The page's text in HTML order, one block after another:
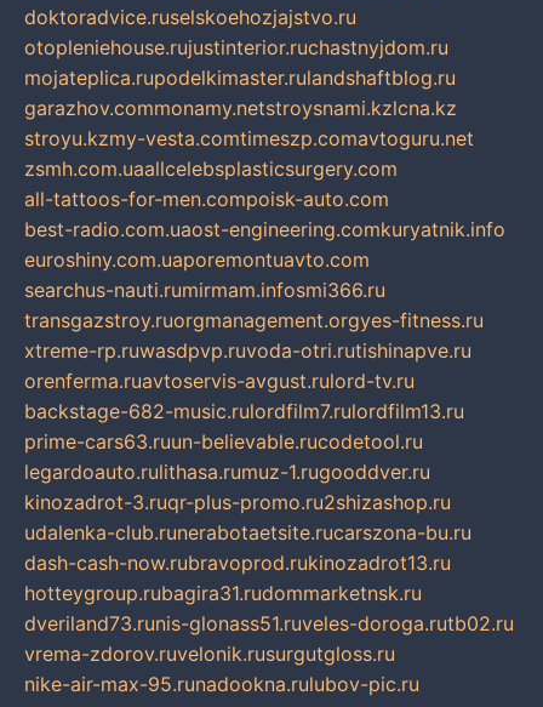
doktoradvice.ruselskoehozjajstvo.ru
otopleniehouse.rujustinterior.ruchastnyjdom.ru
mojateplica.rupodelkimaster.rulandshaftblog.ru
garazhov.commonamy.netstroysnami.kzlcna.kz
stroyu.kzmy-vesta.comtimeszp.comavtoguru.net
zsmh.com.uaallcelebsplasticsurgery.com
all-tattoos-for-men.compoisk-auto.com
best-radio.com.uaost-engineering.comkuryatnik.info
euroshiny.com.uaporemontuavto.com
searchus-nauti.rumirmam.infosmi366.ru
transgazstroy.ruorgmanagement.orgyes-fitness.ru
xtreme-rp.ruwasdpvp.ruvoda-otri.rutishinapve.ru
orenferma.ruavtoservis-avgust.rulord-tv.ru
backstage-682-music.rulordfilm7.rulordfilm13.ru
prime-cars63.ruun-believable.rucodetool.ru
legardoauto.rulithasa.rumuz-1.rugooddver.ru
kinozadrot-3.ruqr-plus-promo.ru2shizashop.ru
udalenka-club.runerabotaetsite.rucarszona-bu.ru
dash-cash-now.rubravoprod.rukinozadrot13.ru
hotteygroup.rubagira31.rudommarketnsk.ru
dveriland73.runis-glonass51.ruveles-doroga.rutb02.ru
vrema-zdorov.ruvelonik.rusurgutgloss.ru
nike-air-max-95.runadookna.rulubov-pic.ru